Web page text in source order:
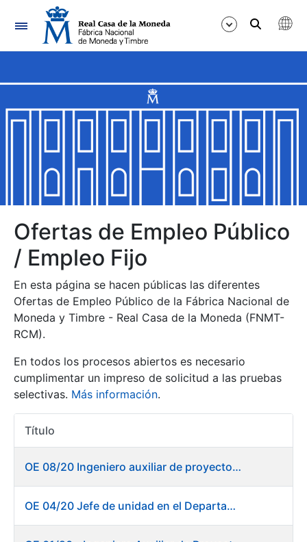
Navegación
Mostrar/Ocultar
Mostrar/Ocultar
Mostrar/Ocultar
Mostrar/Ocultar
Mostrar/Ocultar
Mostrar/Ocultar
Mostrar/Ocultar
Ofertas de Empleo Público
/ Empleo Fijo
En esta página se hacen públicas las diferentes
Ofertas de Empleo Público de la Fábrica Nacional de
Moneda y Timbre - Real Casa de la Moneda (FNMT-
RCM).
En todos los procesos abiertos es necesario
cumplimentar un impreso de solicitud a las pruebas
selectivas. Más información.
Título
OE 08/20 Ingeniero auxiliar de proyectos en el departamento de Fábrica de Papel - Burgos
OE 04/20 Jefe de unidad en el Departamento de Fábrica de Papel - Burgos